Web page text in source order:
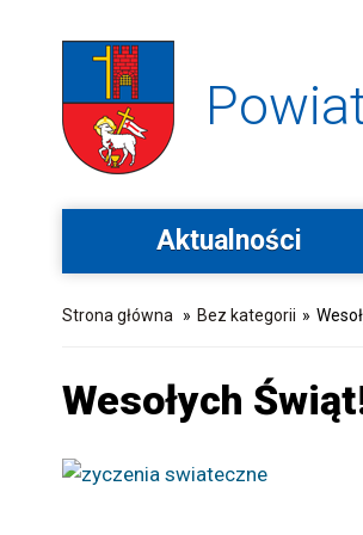
Aktualności
Strona główna » Bez kategorii »
Wesołych